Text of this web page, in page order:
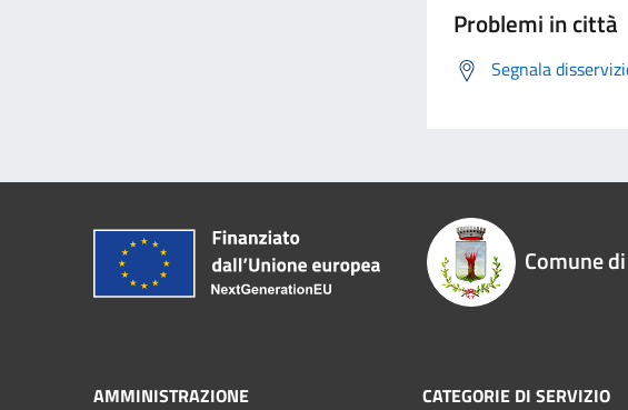
Problemi in città
Segnala
Comune
AMMINISTRAZIONE CATEGORIE DI SERVIZIO